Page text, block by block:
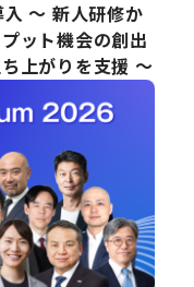
入 〜 新人研修か
ット機会の創出
上がりを支援 〜